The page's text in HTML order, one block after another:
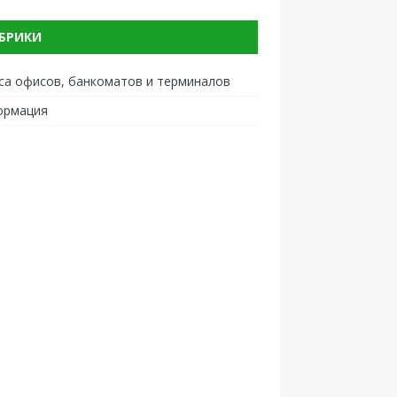
офисов, банкоматов и терминалов